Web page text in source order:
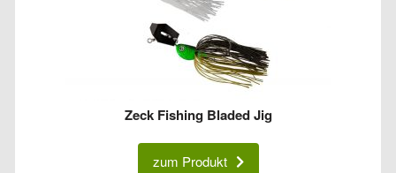
Zeck Fishing Bladed Jig
zum Produkt